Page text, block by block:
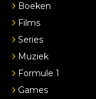
Boeken
Films
Series
Muziek
Formule 1
Games